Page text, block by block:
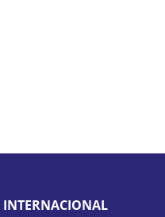
INTERNACIONAL